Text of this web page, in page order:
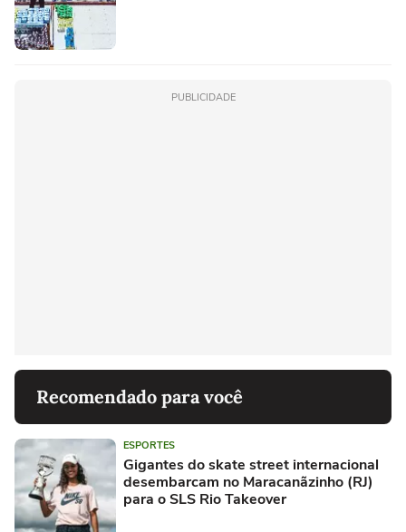
PUBLICIDADE
Recomendado para você
ESPORTES
Gigantes do skate street internacional
desembarcam no Maracanãzinho (RJ)
para o SLS Rio Takeover